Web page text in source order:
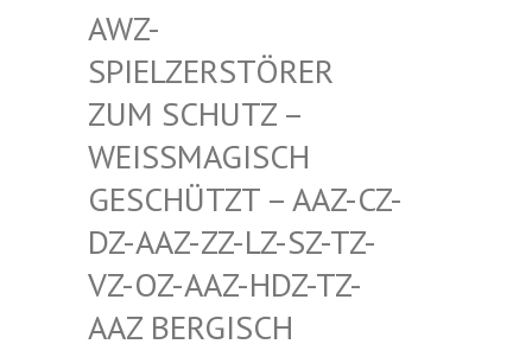
PIEL
ZERSTÖRER ZUM S
CHUTZ – WEISSM
AGISCH GESCHÜ
TZT – AAZ-CZ-DZ-AAZ
-ZZ-LZ-SZ-TZ-VZ-OZ-
AAZ-HDZ-TZ-AAZ BE
RGISCH GLADBA